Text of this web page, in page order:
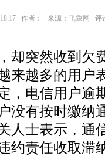
作者： 来源： 飞象网 评
突然收到欠
来越多的用户
，电信用户逾
没有按时缴纳
人士表示，通
约责任收取滞